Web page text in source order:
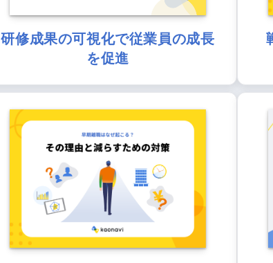
研修成果の可視化で従業員の成長
を促進